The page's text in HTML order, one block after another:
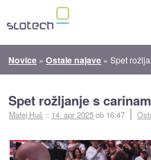
Novice »Ostale najave »Spet
Spet rožljanje s
Matej Huš :: 14. apr 2025ob 16:47